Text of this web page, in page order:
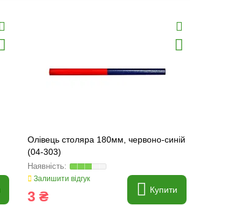
Олівець столяра 180мм, червоно-синій
(04-303)
Залишити відгук
3 ₴ Купити